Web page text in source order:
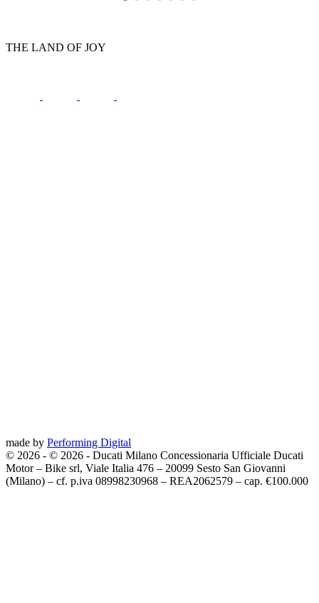
THE LAND OF JOY
made by Performing Digital
© 2026 - © 2026 - Ducati Milano Concessionaria Ufficiale Ducati
Motor – Bike srl, Viale Italia 476 – 20099 Sesto San Giovanni
(Milano) – cf. p.iva 08998230968 – REA2062579 – cap. €100.000